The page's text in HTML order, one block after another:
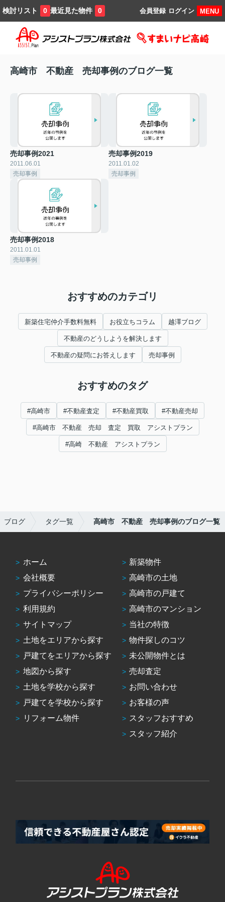
検討リスト 0 最近見た物件 0 MENU
ログイン
会員登録
高崎市 不動産 売却事例のブログ一覧
売却事例2021
2011.06.01
売却事例
売却事例2019
2011.01.02
売却事例
売却事例2018
2011.01.01
売却事例
おすすめのカテゴリ
新築住宅仲介手数料無料 お役立ちコラム 越澤ブログ
不動産のどうしようを解決します
不動産の疑問にお答えします 売却事例
おすすめのタグ
#高崎市 #不動産査定 #不動産買取 #不動産売却
#高崎市 不動産 売却 査定 買取 アシストプラン
#高崎 不動産 アシストプラン
ブログ タグ一覧 高崎市 不動産 売却事例のブログ一覧
ホーム
会社概要
プライバシーポリシー
利用規約
サイトマップ
土地をエリアから探す
戸建てをエリアから探す
地図から探す
土地を学校から探す
戸建てを学校から探す
リフォーム物件
新築物件
高崎市の土地
高崎市の戸建て
高崎市のマンション
当社の特徴
物件探しのコツ
未公開物件とは
売却査定
お問い合わせ
お客様の声
スタッフおすすめ
スタッフ紹介